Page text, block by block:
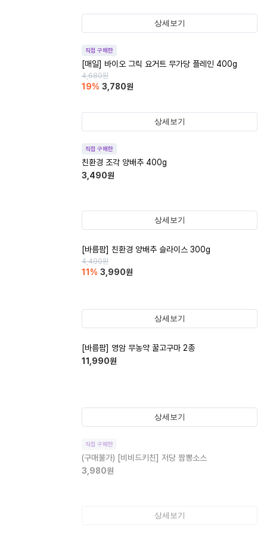
상세보기
직접 구매한
[매일] 바이오 그릭 요거트 무가당 플레인 400g
4,680원
19% 3,780원
상세보기
직접 구매한
친환경 조각 양배추 400g
3,490원
상세보기
[바름팜] 친환경 양배추 슬라이스 300g
4,490원
11 % 3,990원
상세보기
[바름팜] 영암 무농약 꿀고구마 2종
11,990원
상세보기
직접 구매한
(구매불가) [비비드키친] 저당 짬뽕소스
3,980원
상세보기